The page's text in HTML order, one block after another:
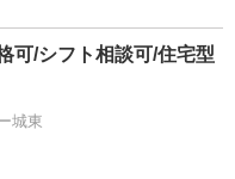
可/シフト相談可/住宅型
城東